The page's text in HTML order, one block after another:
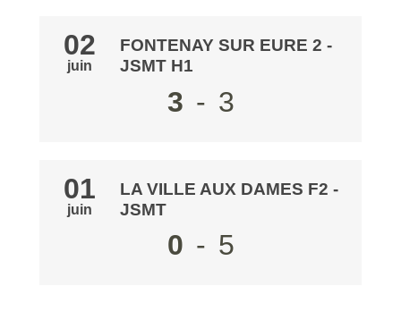
02
juin
FONTENAY SUR EURE 2 -
JSMT H1
3 - 3
01
juin
LA VILLE AUX DAMES F2 -
JSMT
0 - 5